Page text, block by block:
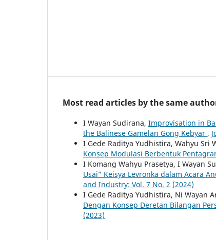
Most read articles by the same
I Wayan Sudirana, Improvisation in
the Balinese Gamelan Gong Kebyar ,
I Gede Raditya Yudhistira, Wahyu Sri
Konsep Modulasi Berbentuk
I Komang Wahyu Prasetya, I Wayan
Usai” Keisya Levronka dalam Acara
and Industry: Vol. 7 No. 2 (2024)
I Gede Raditya Yudhistira, Ni Wayan
Dengan Konsep Deretan Bilangan
(2023)